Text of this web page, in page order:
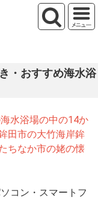
・おすすめ海水浴
水浴場の中の14か
田市の大竹海岸鉾
ちなか市の姥の懐
コン・スマートフ